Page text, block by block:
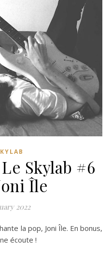
Skylab #6
Île
2022
écoute !